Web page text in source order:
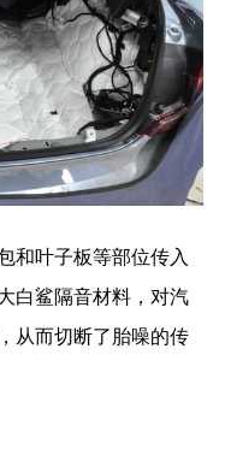
和叶子板等部位传入
白鲨隔音材料，对汽
从而切断了胎噪的传